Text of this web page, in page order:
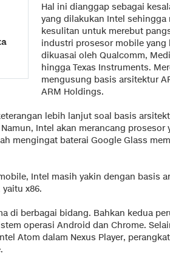
Hal ini dianggap sebagai
yang dilakukan Intel sehingga
kesulitan untuk merebut
industri prosesor mobile yang
dikuasai oleh Qualcomm,
hingga Texas Instruments.
mengusung basis arsitektur
ARM Holdings.
lebih lanjut soal basis
Intel akan merancang prosesor
mengingat baterai Google Glass
Intel masih yakin dengan basis
x86.
di berbagai bidang. Bahkan kedua
operasi Android dan Chrome.
Atom dalam Nexus Player,